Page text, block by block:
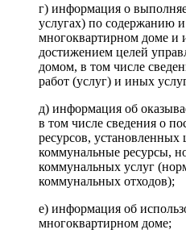
г) информация о
услугах) по содержанию
многоквартирном доме и
достижением целей
домом, в том числе
работ (услуг) и иных
д) информация об
в том числе сведения о
ресурсов, установленных
коммунальные ресурсы,
коммунальных услуг
коммунальных отходов);
е) информация об
многоквартирном доме;